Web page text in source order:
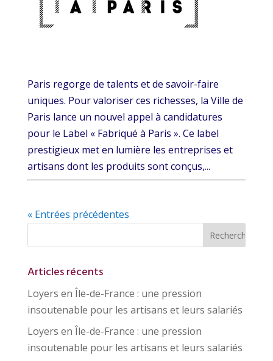
Paris regorge de talents et de savoir-faire
uniques. Pour valoriser ces richesses, la Ville de
Paris lance un nouvel appel à candidatures
pour le Label « Fabriqué à Paris ». Ce label
prestigieux met en lumière les entreprises et
artisans dont les produits sont conçus,...
« Entrées précédentes
Articles récents
Loyers en Île-de-France : une pression
insoutenable pour les artisans et leurs salariés
Loyers en Île-de-France : une pression
insoutenable pour les artisans et leurs salariés